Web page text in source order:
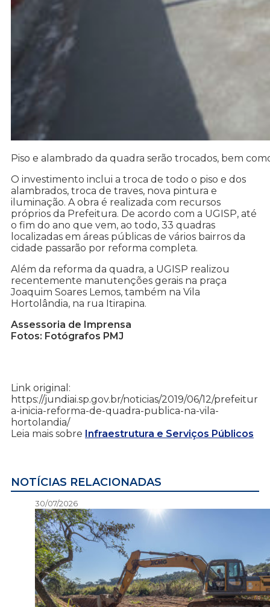
Piso e alambrado da quadra serão trocados, bem
O investimento inclui a troca de todo o piso e dos
alambrados, troca de traves, nova pintura e
iluminação. A obra é realizada com recursos
próprios da Prefeitura. De acordo com a UGISP, até
o fim do ano que vem, ao todo, 33 quadras
localizadas em áreas públicas de vários bairros da
cidade passarão por reforma completa.
Além da reforma da quadra, a UGISP realizou
recentemente manutenções gerais na praça
Joaquim Soares Lemos, também na Vila
Hortolândia, na rua Itirapina.
Assessoria de Imprensa
Fotos: Fotógrafos PMJ
Link original:
https://jundiai.sp.gov.br/noticias/2019/06/12/prefeitur
a-inicia-reforma-de-quadra-publica-na-vila-
hortolandia/
Leia mais sobre Infraestrutura e Serviços Públicos
NOTÍCIAS RELACIONADAS
30/07/2026